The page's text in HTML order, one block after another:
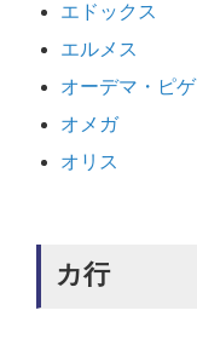
エドックス
エルメス
オーデマ・ピゲ
オメガ
オリス
カ行